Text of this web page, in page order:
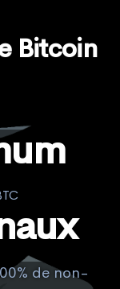
Bitcoin
de non-